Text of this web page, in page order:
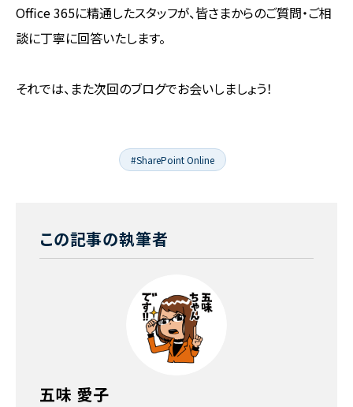
Office 365に精通したスタッフが、皆さまからのご質問・ご相
談に丁寧に回答いたします。
それでは、また次回のブログでお会いしましょう！
#SharePoint Online
この記事の執筆者
五味 愛子